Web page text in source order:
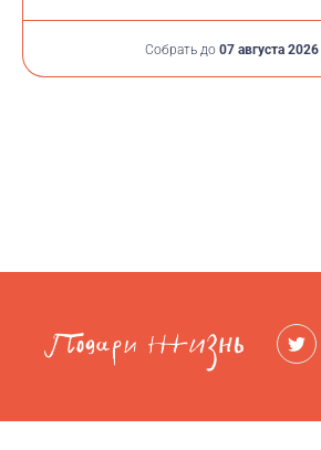
Собрать до 07 августа